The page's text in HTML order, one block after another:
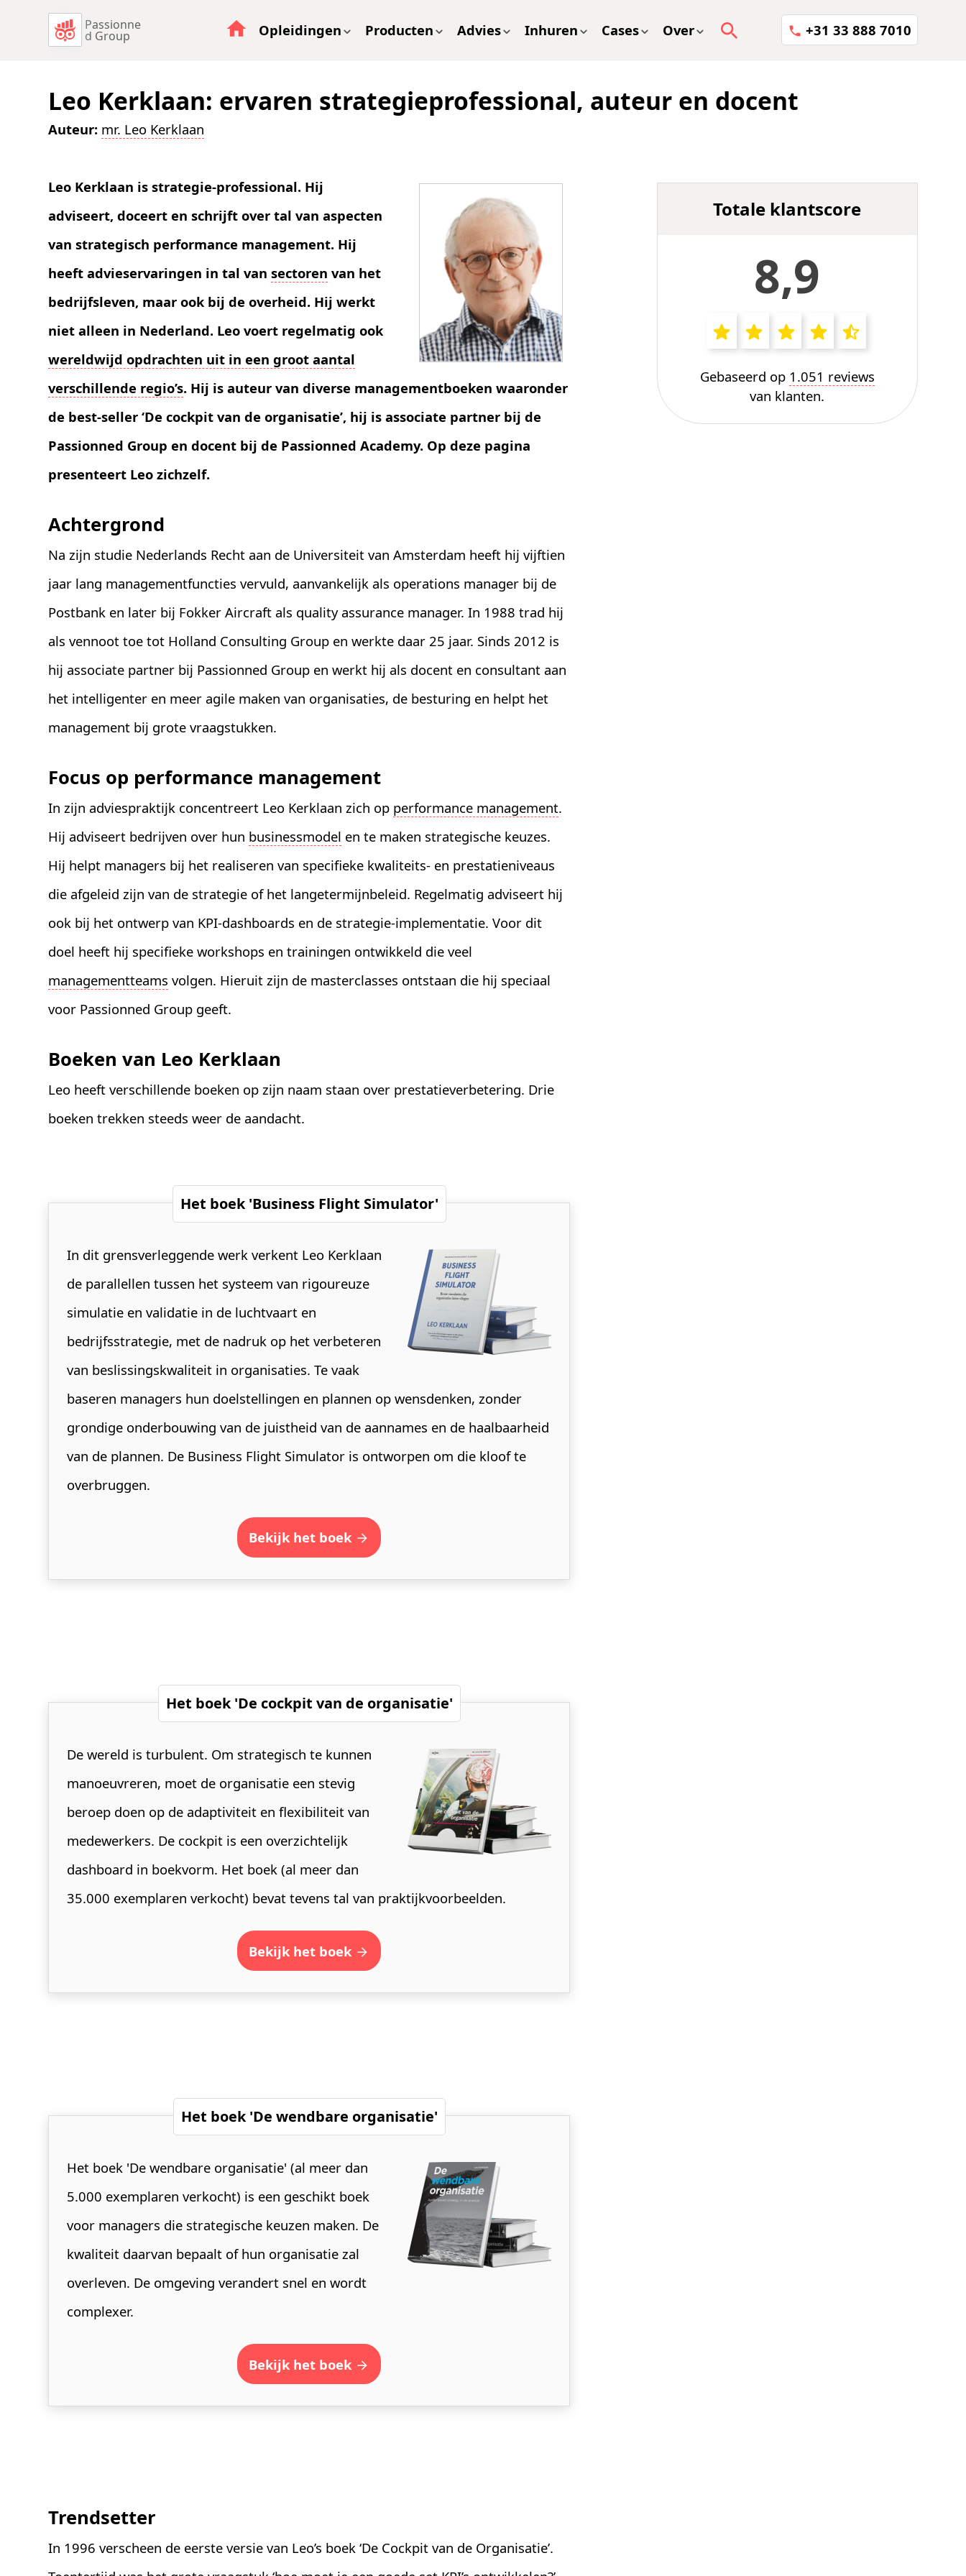
Passionne
d Group Opleidingen Producten Advies Inhuren Cases Over +31 33 888 7010
Leo Kerklaan: ervaren strategieprofessional, auteur en docent
Auteur: mr. Leo Kerklaan
Leo Kerklaan is strategie-professional. Hij
adviseert, doceert en schrijft over tal van aspecten
van strategisch performance management. Hij
heeft advieservaringen in tal vansectoren van het
bedrijfsleven, maar ook bij de overheid. Hij werkt
niet alleen in Nederland. Leo voert regelmatig ook
wereldwijd opdrachten uit in een groot aantal
verschillende regio’s. Hij is auteur van diverse managementboeken waaronder
de best-seller ‘De cockpit van de organisatie’, hij is associate partner bij de
Passionned Group en docent bij de Passionned Academy. Op deze pagina
presenteert Leo zichzelf.
Achtergrond
Na zijn studie Nederlands Recht aan de Universiteit van Amsterdam heeft hij vijftien
jaar lang managementfuncties vervuld, aanvankelijk als operations manager bij de
Postbank en later bij Fokker Aircraft als quality assurance manager. In 1988 trad hij
als vennoot toe tot Holland Consulting Group en werkte daar 25 jaar. Sinds 2012 is
hij associate partner bij Passionned Group en werkt hij als docent en consultant aan
het intelligenter en meer agile maken van organisaties, de besturing en helpt het
management bij grote vraagstukken.
Focus op performance management
In zijn adviespraktijk concentreert Leo Kerklaan zich op performance management.
Hij adviseert bedrijven over hun businessmodel en te maken strategische keuzes.
Hij helpt managers bij het realiseren van specifieke kwaliteits- en prestatieniveaus
die afgeleid zijn van de strategie of het langetermijnbeleid. Regelmatig adviseert hij
ook bij het ontwerp van KPI-dashboards en de strategie-implementatie. Voor dit
doel heeft hij specifieke workshops en trainingen ontwikkeld die veel
managementteams volgen. Hieruit zijn de masterclasses ontstaan die hij speciaal
voor Passionned Group geeft.
Boeken van Leo Kerklaan
Leo heeft verschillende boeken op zijn naam staan over prestatieverbetering. Drie
boeken trekken steeds weer de aandacht.
Het boek 'Business Flight Simulator'
In dit grensverleggende werk verkent Leo Kerklaan
de parallellen tussen het systeem van rigoureuze
simulatie en validatie in de luchtvaart en
bedrijfsstrategie, met de nadruk op het verbeteren
van beslissingskwaliteit in organisaties. Te vaak
baseren managers hun doelstellingen en plannen op wensdenken, zonder
grondige onderbouwing van de juistheid van de aannames en de haalbaarheid
van de plannen. De Business Flight Simulator is ontworpen om die kloof te
overbruggen.
bekijk het boek
Het boek 'De cockpit van de organisatie'
De wereld is turbulent. Om strategisch te kunnen
manoeuvreren, moet de organisatie een stevig
beroep doen op de adaptiviteit en flexibiliteit van
medewerkers. De cockpit is een overzichtelijk
dashboard in boekvorm. Het boek (al meer dan
35.000 exemplaren verkocht) bevat tevens tal van praktijkvoorbeelden.
bekijk het boek
Het boek 'De wendbare organisatie'
Het boek 'De wendbare organisatie' (al meer dan
5.000 exemplaren verkocht) is een geschikt boek
voor managers die strategische keuzen maken. De
kwaliteit daarvan bepaalt of hun organisatie zal
overleven. De omgeving verandert snel en wordt
complexer.
bekijk het boek
Trendsetter
In 1996 verscheen de eerste versie van Leo’s boek ‘De Cockpit van de Organisatie’.
Totale klantscore
8,9
Gebaseerd op 1.051 reviews
van klanten.